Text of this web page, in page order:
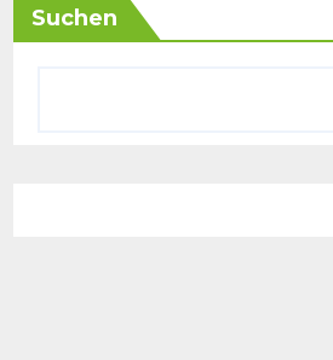
Suchen